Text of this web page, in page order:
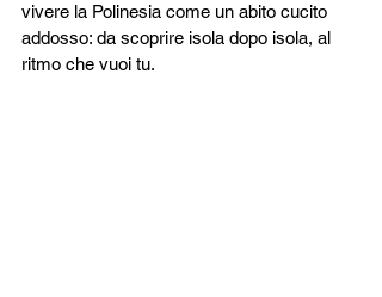
vivere la Polinesia come un abito cucito
addosso: da scoprire isola dopo isola, al
ritmo che vuoi tu.